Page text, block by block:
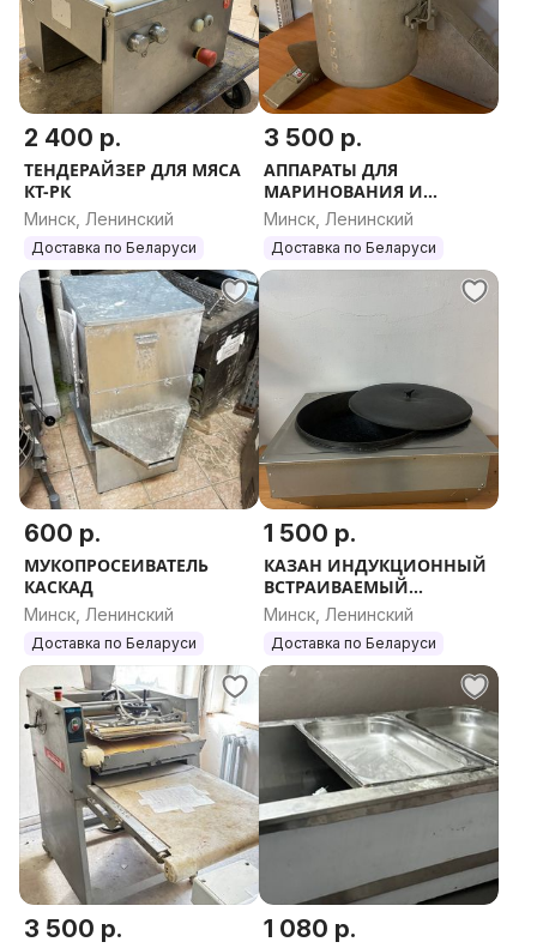
2 400 р.
ТЕНДЕРАЙЗЕР ДЛЯ МЯСА
КТ-РК
Минск, Ленинский
Доставка по Беларуси
3 500 р.
АППАРАТЫ ДЛЯ
МАРИНОВАНИЯ И
МАССИРОВАНИЯ МЯСА
ПРОМЫШЛЕННЫЕ
Минск, Ленинский
Доставка по Беларуси
600 р.
МУКОПРОСЕИВАТЕЛЬ
КАСКАД
Минск, Ленинский
Доставка по Беларуси
1 500 р.
КАЗАН ИНДУКЦИОННЫЙ
ВСТРАИВАЕМЫЙ
ИПВ-112253
Минск, Ленинский
Доставка по Беларуси
3 500 р. 1 080 р.